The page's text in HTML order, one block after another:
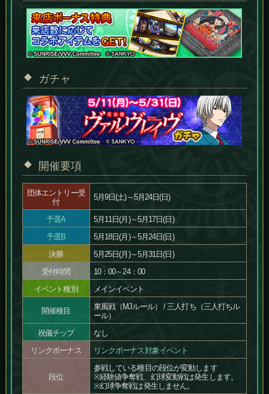
ガチャ
開催要項
団体エントリー受
付
5月9日(土)～5月24日(日)
予選A
5月11日(月)～5月17日(日)
予選B
5月18日(月)～5月24日(日)
決勝
5月25日(月)～5月31日(日)
受付時間
10：00～24：00
イベント種別
メインイベント
開催種目
東風戦（MJルール） / 三人打ち（三人打ちル
ール）
祝儀チップ
なし
リンクボーナス
リンクボーナス対象イベント
段位
参戦している種目の段位が変動します
※経験値争奪戦、幻球変動戦は発生します。
※幻球争奪戦は発生しません。